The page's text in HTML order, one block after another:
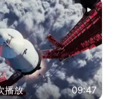
播放 09:47